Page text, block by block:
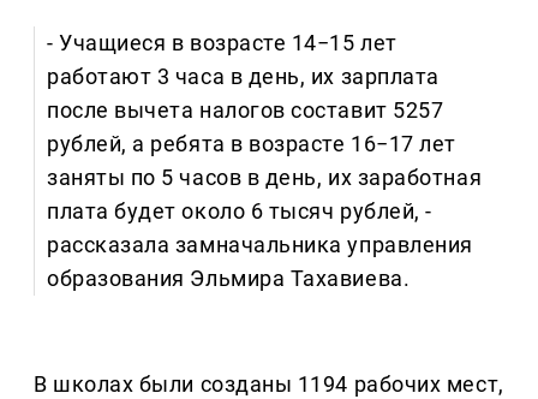
- Учащиеся в возрасте 14−15 лет
работают 3 часа в день, их зарплата
после вычета налогов составит 5257
рублей, а ребята в возрасте 16−17 лет
заняты по 5 часов в день, их заработная
плата будет около 6 тысяч рублей, -
рассказала замначальника управления
образования Эльмира Тахавиева.
В школах были созданы 1194 рабочих мест,